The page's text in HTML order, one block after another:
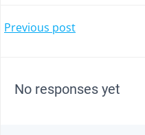
POST
Previous post
No responses yet